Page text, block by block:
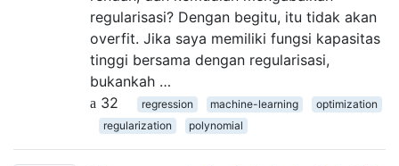
regularisasi? Dengan begitu, itu tidak akan
overfit. Jika saya memiliki fungsi kapasitas
tinggi bersama dengan regularisasi,
bukankah …
32
regression machine-learning
optimization
regularization
polynomial